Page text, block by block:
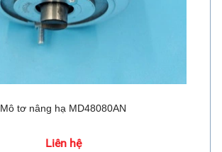
Mô tơ nâng hạ MD48080AN
Liên hệ